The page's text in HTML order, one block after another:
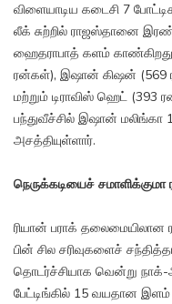
விளையாடிய கடைசி 7
லீக் சுற்றில் ராஜஸ்தானை
ஹைதராபாத் களம்
ரன்கள்), இஷான் கிஷன் (569
மற்றும் டிராவிஸ் ஹெட்
பந்துவீச்சில் இஷான் மலிங்கா
அசத்தியுள்ளார்.
நெருக்கடியைச்
ரியான் பராக்
பின் சில சரிவுகளைச்
தொடர்ச்சியாக வென்று நாக்-
பேட்டிங்கில் 15 வயதான